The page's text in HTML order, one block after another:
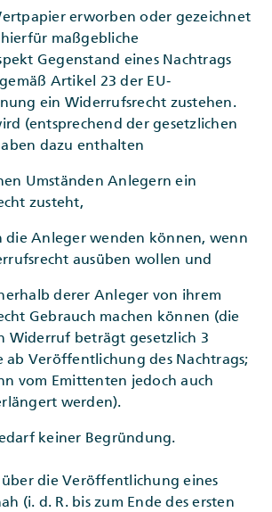
erworben oder gezeichnet
maßgebliche
Gegenstand eines Nachtrags
Artikel 23 der EU‐
ein Widerrufsrecht zustehen.
(entsprechend der gesetzlichen
dazu enthalten
Umständen Anlegern ein
zusteht,
die Anleger wenden können, wenn
ausüben wollen und
derer Anleger von ihrem
Gebrauch machen können (die
Widerruf beträgt gesetzlich 3
ab Veröffentlichung des Nachtrags;
vom Emittenten jedoch auch
werden).
keiner Begründung.
die Veröffentlichung eines
(i. d. R. bis zum Ende des ersten